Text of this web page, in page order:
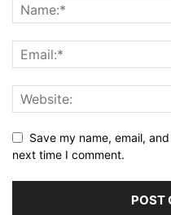
Save my name, email,
next time I comment.